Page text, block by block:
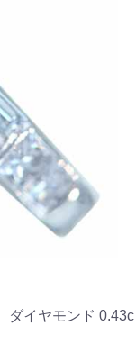
イヤモンド 0.43c